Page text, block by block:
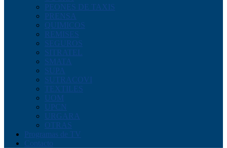
PEONES DE TAXIS
PRENSA
QUIMICOS
REMISES
SEGUROS
SITRATEL
SMATA
SUPA
SUTRACOVI
TEXTILES
UOM
UPCN
URGARA
OTRAS
Programas de TV
Contacto